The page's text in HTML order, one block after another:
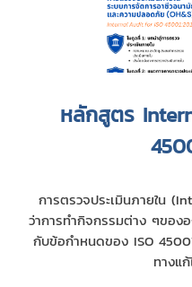
หลักสูตร
การตรวจประเมินภายใน
ว่าการทำกิจกรรมต่าง ๆของ
กับข้อกำหนดของ ISO
ทางแ